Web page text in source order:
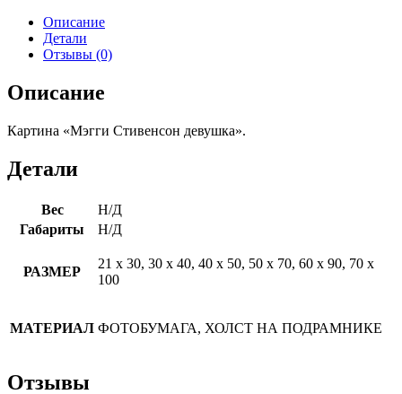
Описание
Детали
Отзывы (0)
Описание
Картина «Мэгги Стивенсон девушка».
Детали
Вес
Н/Д
Габариты
Н/Д
РАЗМЕР
21 х 30, 30 х 40, 40 х 50, 50 х 70, 60 х 90, 70 х
100
МАТЕРИАЛ ФОТОБУМАГА, ХОЛСТ НА ПОДРАМНИКЕ
Отзывы